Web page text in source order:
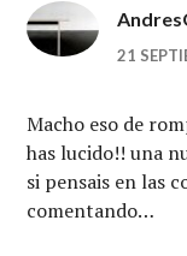
21
Macho eso de
has lucido!! una
si pensais en las
comentando…